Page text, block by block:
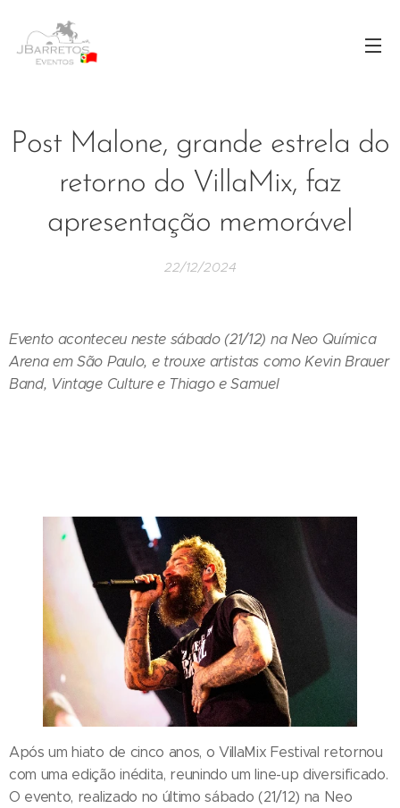
Post Malone, grande estrela do
retorno do VillaMix, faz
apresentação memorável
22/12/2024
Evento aconteceu neste sábado (21/12) na Neo Química
Arena em São Paulo, e trouxe artistas como Kevin Brauer
Band, Vintage Culture e Thiago e Samuel
Após um hiato de cinco anos, o VillaMix Festival retornou
com uma edição inédita, reunindo um line-up diversificado.
O evento, realizado no último sábado (21/12) na Neo